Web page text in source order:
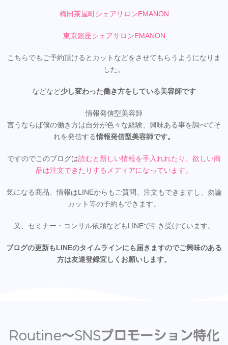
梅田茶屋町シェアサロンEMANON
東京銀座シェアサロンEMANON
こちらでもご予約頂けるとカットなどをさせてもらうようになりま
した。
などなど少し変わった働き方をしている美容師です
情報発信型美容師
言うならば僕の働き方は自分が色々な経験、興味ある事を調べてそ
れを発信する情報発信型美容師です。
ですのでこのブログは読むと新しい情報を手入れれたり、欲しい商
品は注文できたりするメディアになっています。
気になる商品、情報はLINEからもご質問、注文もできますし、勿論
カット等の予約もできます。
又、セミナー・コンサル依頼などもLINEで引き受けています。
ブログの更新もLINEのタイムラインにも届きますのでご興味のある
方は友達登録宜しくお願いします。
Routine〜SNSプロモーション特化